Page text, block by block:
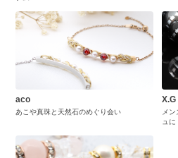
aco
あこや真珠と天然石のめぐり会い
X.G
メン
ュに